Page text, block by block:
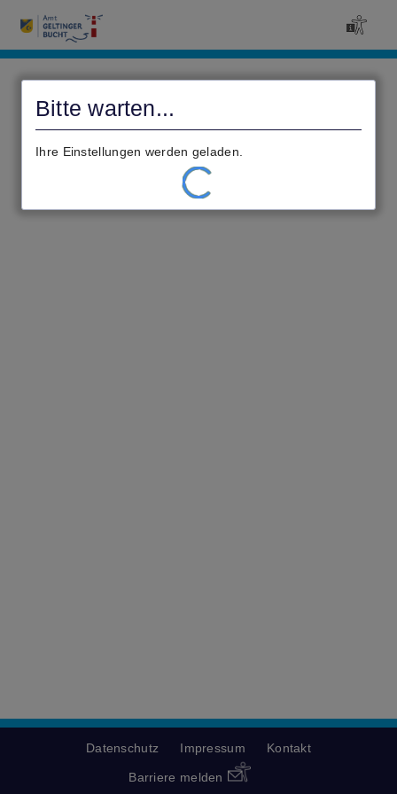
Bitte warten...
Ihre Einstellungen werden geladen.
Datenschutz Impressum Kontakt
Barriere melden